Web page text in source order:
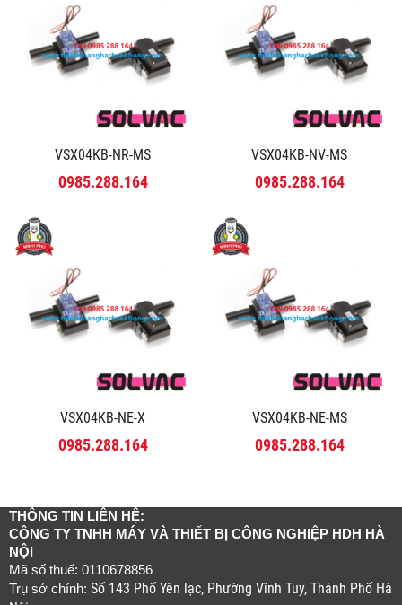
VSX04KB-NR-MS
0985.288.164
VSX04KB-NV-MS
0985.288.164
VSX04KB-NE-X
0985.288.164
VSX04KB-NE-MS
0985.288.164
THÔNG TIN LIÊN HỆ:
CÔNG TY TNHH MÁY VÀ THIẾT BỊ CÔNG NGHIỆP HDH HÀ
NỘI
Mã số thuế: 0110678856
Trụ sở chính: Số 143 Phố Yên lạc, Phường Vĩnh Tuy, Thành Phố Hà